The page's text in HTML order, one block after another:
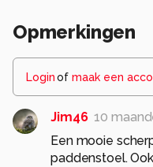
Opmerkingen
Loginof maak een
Jim46 10
Een mooie
paddenstoel.